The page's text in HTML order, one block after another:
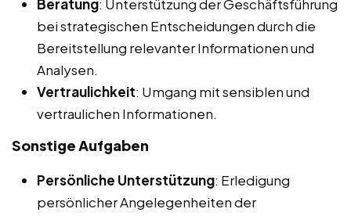
Beratung: Unterstützung der Geschäftsführung
bei strategischen Entscheidungen durch die
Bereitstellung relevanter Informationen und
Analysen.
Vertraulichkeit: Umgang mit sensiblen und
vertraulichen Informationen.
Sonstige Aufgaben
Persönliche Unterstützung: Erledigung
persönlicher Angelegenheiten der